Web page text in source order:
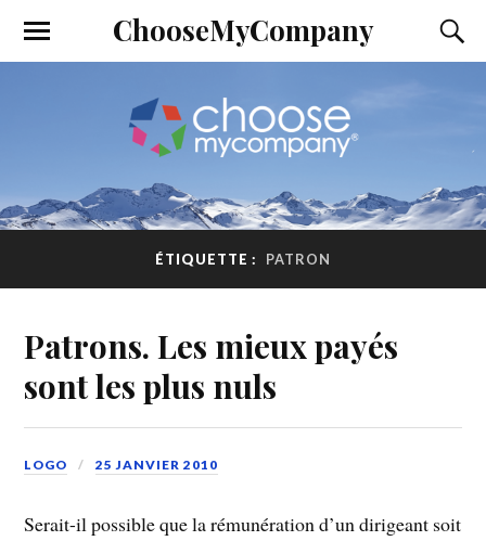
ChooseMyCompany
ÉTIQUETTE : PATRON
Patrons. Les mieux payés
sont les plus nuls
LOGO 25 JANVIER 2010
Serait-il possible que la rémunération d’un dirigeant soit